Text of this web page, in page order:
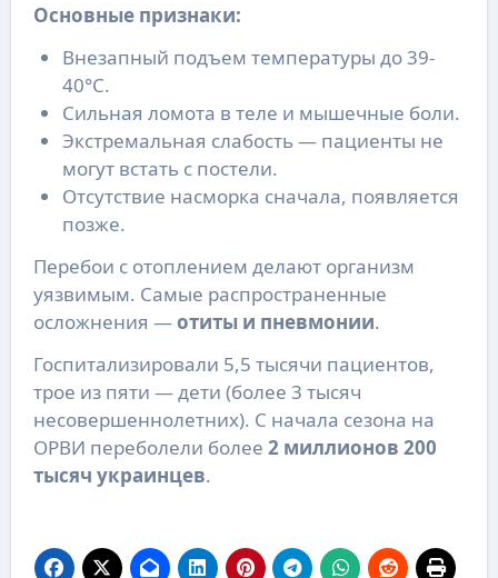
Основные признаки:
Внезапный подъем температуры до 39-
40°C.
Сильная ломота в теле и мышечные боли.
Экстремальная слабость — пациенты не
могут встать с постели.
Отсутствие насморка сначала, появляется
позже.
Перебои с отоплением делают организм
уязвимым. Самые распространенные
осложнения —отиты и пневмонии.
Госпитализировали 5,5 тысячи пациентов,
трое из пяти — дети (более 3 тысяч
несовершеннолетних). С начала сезона на
ОРВИ переболели более 2 миллионов 200
тысяч украинцев.